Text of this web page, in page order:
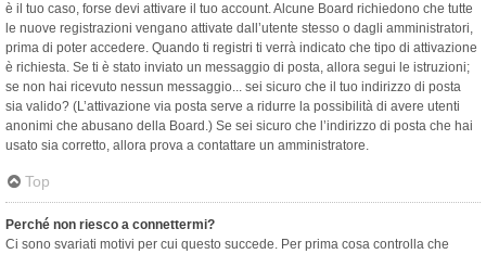
è il tuo caso, forse devi attivare il tuo account. Alcune Board richiedono che tutte
le nuove registrazioni vengano attivate dall’utente stesso o dagli amministratori,
prima di poter accedere. Quando ti registri ti verrà indicato che tipo di attivazione
è richiesta. Se ti è stato inviato un messaggio di posta, allora segui le istruzioni;
se non hai ricevuto nessun messaggio... sei sicuro che il tuo indirizzo di posta
sia valido? (L’attivazione via posta serve a ridurre la possibilità di avere utenti
anonimi che abusano della Board.) Se sei sicuro che l’indirizzo di posta che hai
usato sia corretto, allora prova a contattare un amministratore.
Top
Perché non riesco a connettermi?
Ci sono svariati motivi per cui questo succede. Per prima cosa controlla che